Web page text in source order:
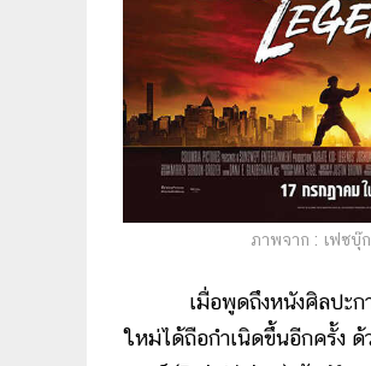
ภาพจาก : เฟซบุ๊
เมื่อพูดถึงหนังศิลปะการ
ใหม่ได้ถือกำเนิดขึ้นอีกครั้ง